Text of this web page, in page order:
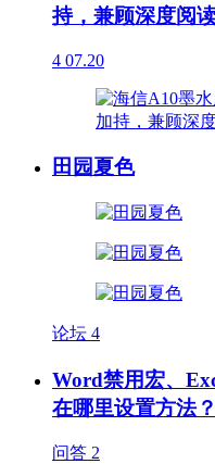
持，兼顾深度阅
4 07.20
田园夏色
论坛 4
Word禁用宏、
在哪里设置方法？
问答 2